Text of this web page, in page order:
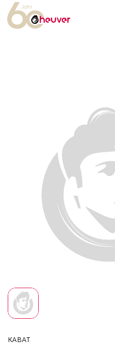
KABAT